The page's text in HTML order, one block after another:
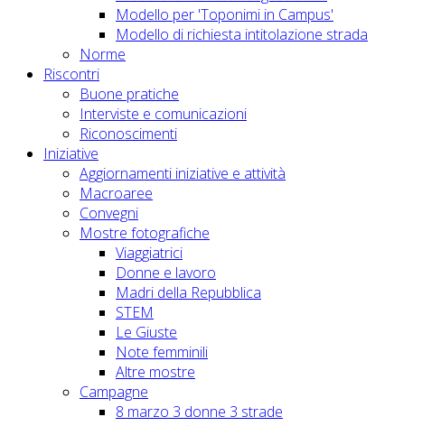
Modello per 'Toponimi in Campus'
Modello di richiesta intitolazione strada
Norme
Riscontri
Buone pratiche
Interviste e comunicazioni
Riconoscimenti
Iniziative
Aggiornamenti iniziative e attività
Macroaree
Convegni
Mostre fotografiche
Viaggiatrici
Donne e lavoro
Madri della Repubblica
STEM
Le Giuste
Note femminili
Altre mostre
Campagne
8 marzo 3 donne 3 strade